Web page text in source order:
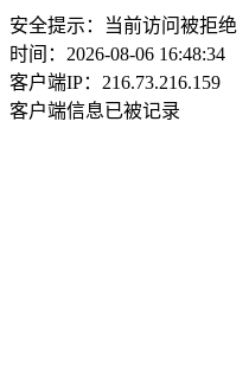
安全提示：当前访问被拒绝
时间：2026-08-06 16:48:34
客户端IP：216.73.216.159
客户端信息已被记录